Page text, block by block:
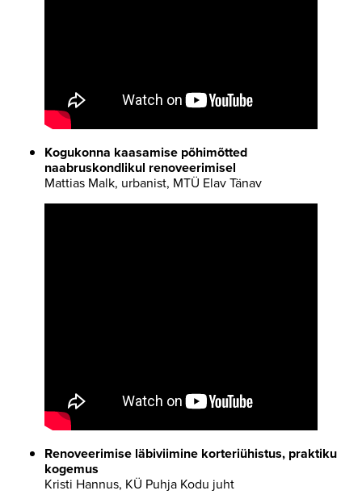
Kogukonna kaasamise põhimõtted
naabruskondlikul renoveerimisel
Mattias Malk, urbanist, MTÜ Elav Tänav
Renoveerimise läbiviimine korteriühistus, praktiku
kogemus
Kristi Hannus, KÜ Puhja Kodu juht